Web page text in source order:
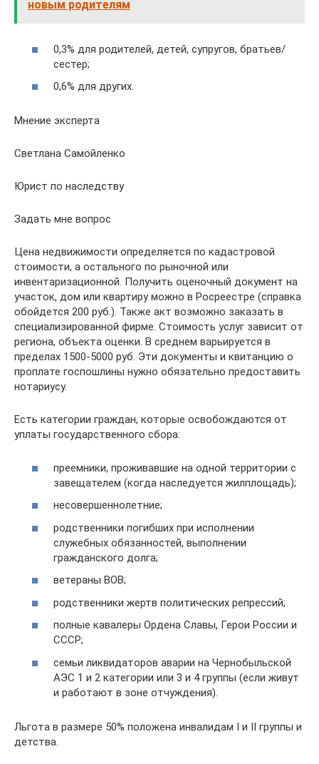
новым родителям
0,3% для родителей, детей, супругов, братьев/
сестер;
0,6% для других.
Мнение эксперта
Светлана Самойленко
Юрист по наследству
Задать мне вопрос
Цена недвижимости определяется по кадастровой
стоимости, а остального по рыночной или
инвентаризационной. Получить оценочный документ на
участок, дом или квартиру можно в Росреестре (справка
обойдется 200 руб.). Также акт возможно заказать в
специализированной фирме. Стоимость услуг зависит от
региона, объекта оценки. В среднем варьируется в
пределах 1500-5000 руб. Эти документы и квитанцию о
проплате госпошлины нужно обязательно предоставить
нотариусу.
Есть категории граждан, которые освобождаются от
уплаты государственного сбора:
преемники, проживавшие на одной территории с
завещателем (когда наследуется жилплощадь);
несовершеннолетние;
родственники погибших при исполнении
служебных обязанностей, выполнении
гражданского долга;
ветераны ВОВ;
родственники жертв политических репрессий;
полные кавалеры Ордена Славы, Герои России и
СССР;
семьи ликвидаторов аварии на Чернобыльской
АЭС 1 и 2 категории или 3 и 4 группы (если живут
и работают в зоне отчуждения).
Льгота в размере 50% положена инвалидам I и II группы и
детства.